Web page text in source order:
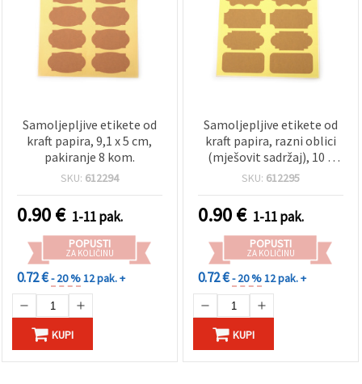
Samoljepljive etikete od
kraft papira, 9,1 x 5 cm,
pakiranje 8 kom.
SKU: 612294
0.90€ 1-11 pak.
POPUSTI
ZA KOLIČINU
0.72 €- 20 %12 pak. +
KUPI
Samoljepljive etikete od
kraft papira, razni oblici
(mješovit sadržaj), 10 x
4,5–6,3 cm, 8 kom
SKU: 612295
0.90€ 1-11 pak.
POPUSTI
ZA KOLIČINU
0.72 €- 20 %12 pak. +
KUPI